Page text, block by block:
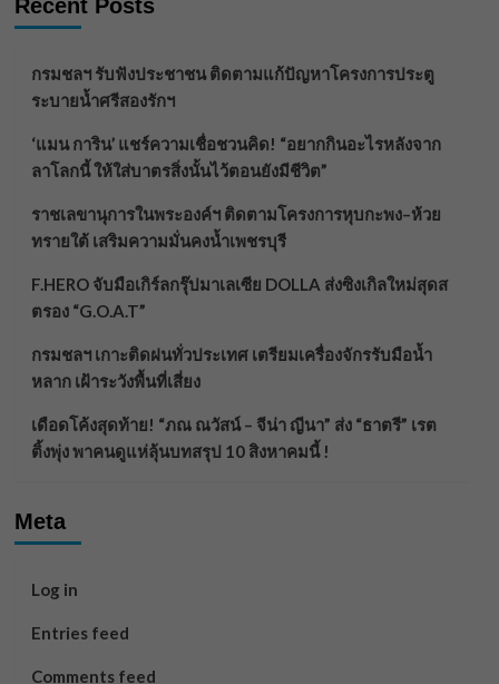
Recent Posts
กรมชลฯ รับฟังประชาชน ติดตามแก้ปัญหาโครงการประตู
ระบายน้ำศรีสองรักฯ
‘แมน การิน’ แชร์ความเชื่อชวนคิด! “อยากกินอะไรหลังจาก
ลาโลกนี้ ให้ใส่บาตรสิ่งนั้นไว้ตอนยังมีชีวิต”
ราชเลขานุการในพระองค์ฯ ติดตามโครงการหุบกะพง–ห้วย
ทรายใต้ เสริมความมั่นคงน้ำเพชรบุรี
F.HERO จับมือเกิร์ลกรุ๊ปมาเลเซีย DOLLA ส่งซิงเกิลใหม่สุดส
ตรอง “G.O.A.T”
กรมชลฯ เกาะติดฝนทั่วประเทศ เตรียมเครื่องจักรรับมือน้ำ
หลาก เฝ้าระวังพื้นที่เสี่ยง
เดือดโค้งสุดท้าย! “ภณ ณวัสน์ – จีน่า ญีนา” ส่ง “ธาตรี” เรต
ติ้งพุ่ง พาคนดูแห่ลุ้นบทสรุป 10 สิงหาคมนี้ !
Meta
Log in
Entries feed
Comments feed